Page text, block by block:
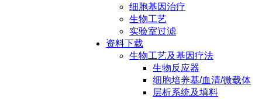
细胞基因治疗
生物工艺
实验室过滤
资料下载
生物工艺及基因疗法
生物反应器
细胞培养基/血清/微载体
层析系统及填料